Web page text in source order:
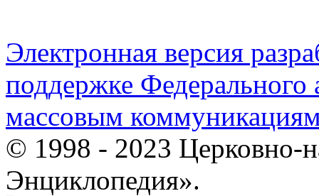
Электронная версия
поддержке Федерального
массовым
© 1998 - 2023 Церковно-
Энциклопедия».